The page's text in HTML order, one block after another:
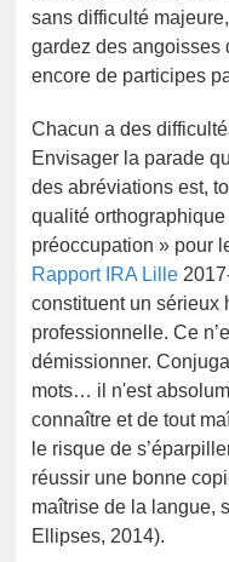
sans difficulté
gardez des angoisses
encore de participes
Chacun a des
Envisager la parade
des abréviations est,
qualité
préoccupation » pour
Rapport IRA Lille
constituent un sérieux
professionnelle. Ce
démissionner.
mots… il n'est
connaître et de tout
le risque de
réussir une bonne
maîtrise de la langue,
Ellipses, 2014).